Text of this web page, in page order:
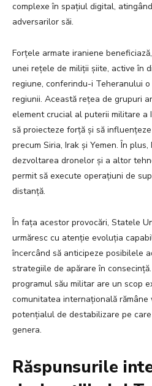
complexe în spațiul digital,
adversarilor săi.
Forțele armate iraniene
unei rețele de miliții șiite, active în
regiune, conferindu-i Teheranului
regiunii. Această rețea de grupuri
element crucial al puterii militare a
să proiecteze forță și să
precum Siria, Irak și Yemen. În
dezvoltarea dronelor și a altor
permit să execute operațiuni de
distanță.
În fața acestor provocări, Statele
urmăresc cu atenție evoluția
încercând să anticipeze posibilele
strategiile de apărare în
programul său militar are un scop
comunitatea internațională rămâne
potențialul de destabilizare pe
genera.
Răspunsurile